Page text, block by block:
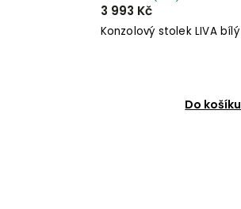
Konzolový stolek LIVA bílý
3 993 Kč
Do košíku